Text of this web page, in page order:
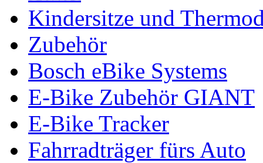
Kindersitze und
Zubehör
Bosch eBike Systems
E-Bike Zubehör GIANT
E-Bike Tracker
Fahrradträger fürs Auto